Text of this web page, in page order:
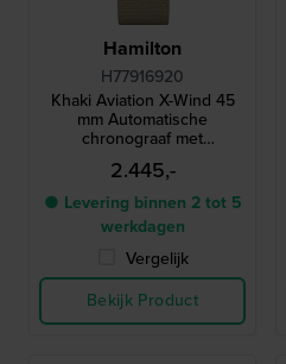
Hamilton
H77916920
Khaki Aviation X-Wind 45
mm Automatische
chronograaf met
windrichting calculator
2.445,-
● Levering binnen 2 tot 5
werkdagen
Vergelijk
Bekijk Product